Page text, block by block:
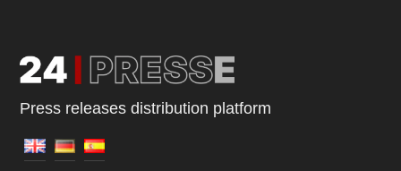
Press releases distribution platform